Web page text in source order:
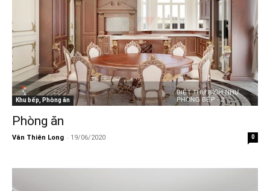
Khu bếp, Phòng ăn
Phòng ăn
Vân Thiên Long - 19/06/2020 0